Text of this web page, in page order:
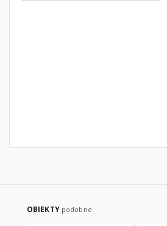
OBIEKTY podobne